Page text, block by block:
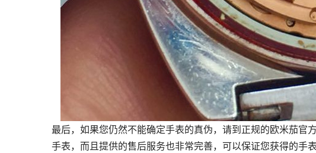
最后，如果您仍然不能确定手表的真伪，请到正规的欧米茄官
手表，而且提供的售后服务也非常完善，可以保证您获得的手